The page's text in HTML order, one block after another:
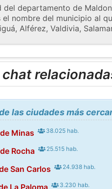
del departamento de
el nombre del municipio al
Alférez, Valdivia,
las ciudades más
Minas 38.025 hab.
Rocha 25.515 hab.
San Carlos 24.938 hab.
La Paloma 3.230 hab.